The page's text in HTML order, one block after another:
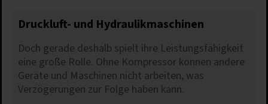
Druckluft- und Hydraulikmaschinen
Doch gerade deshalb spielt ihre Leistungsfähigkeit
eine große Rolle. Ohne Kompressor können andere
Geräte und Maschinen nicht arbeiten, was
Verzögerungen zur Folge haben kann.